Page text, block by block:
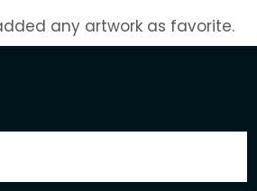
any artwork as favorite.